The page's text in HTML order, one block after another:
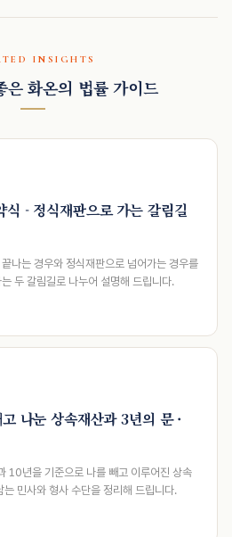
INSIGHTS
은 화온의 법률 가이드
식 - 정식재판으로 가는 갈림길
나는 경우와 정식재판으로 넘어가는 경우를
두 갈림길로 나누어 설명해 드립니다.
나눈 상속재산과 3년의 문 ·
10년을 기준으로 나를 빼고 이루어진 상속
민사와 형사 수단을 정리해 드립니다.